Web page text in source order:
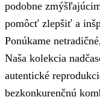
podobne
pomôcť zlepšiť a
Ponúkame
Naša kolekcia
autentické
bezkonkurenčnú